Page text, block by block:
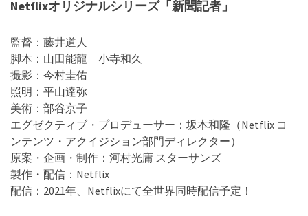
Netflixオリジナルシリーズ「新聞記者」
監督：藤井道人
脚本：山田能龍 小寺和久
撮影：今村圭佑
照明：平山達弥
美術：部谷京子
エグゼクティブ・プロデューサー：坂本和隆（Netflix コ
ンテンツ・アクイジション部門ディレクター）
原案・企画・制作：河村光庸 スターサンズ
製作・配信：Netflix
配信：2021年、Netflixにて全世界同時配信予定！